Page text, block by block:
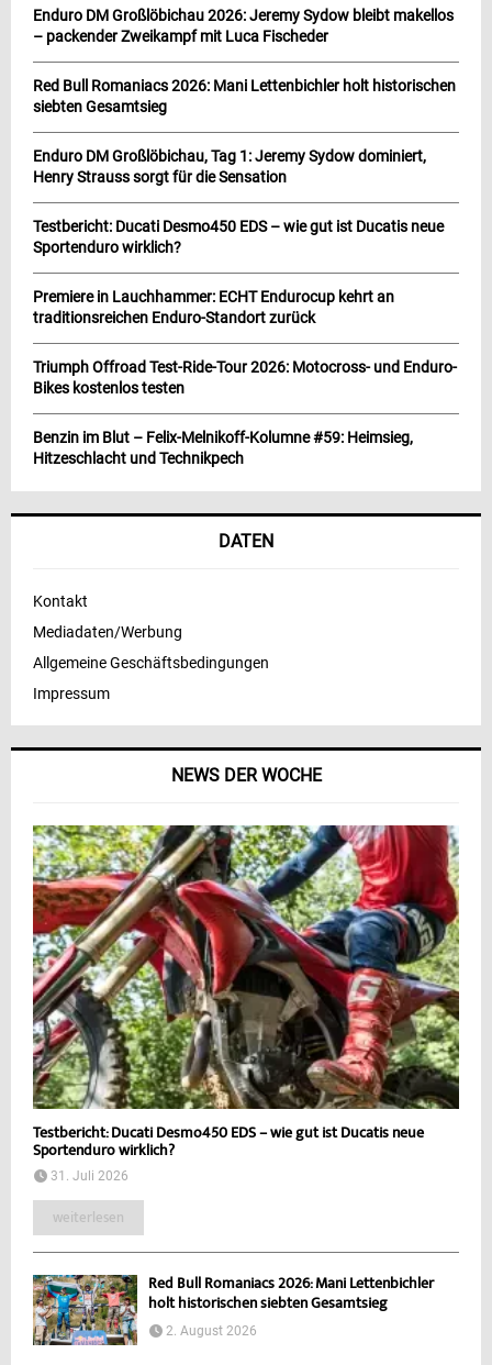
NEWS DER WOCHE
Testbericht: Ducati Desmo450 EDS – wie gut ist Ducatis neue
Sportenduro wirklich?
31. Juli 2026
weiterlesen
Red Bull Romaniacs 2026: Mani Lettenbichler
holt historischen siebten Gesamtsieg
2. August 2026
Enduro DM Großlöbichau 2026: Jeremy Sydow bleibt makellos
– packender Zweikampf mit Luca Fischeder
Red Bull Romaniacs 2026: Mani Lettenbichler holt historischen
siebten Gesamtsieg
Enduro DM Großlöbichau, Tag 1: Jeremy Sydow dominiert,
Henry Strauss sorgt für die Sensation
Testbericht: Ducati Desmo450 EDS – wie gut ist Ducatis neue
Sportenduro wirklich?
Premiere in Lauchhammer: ECHT Endurocup kehrt an
traditionsreichen Enduro-Standort zurück
Triumph Offroad Test-Ride-Tour 2026: Motocross- und Enduro-
Bikes kostenlos testen
Benzin im Blut – Felix-Melnikoff-Kolumne #59: Heimsieg,
Hitzeschlacht und Technikpech
DATEN
Kontakt
Mediadaten/Werbung
Allgemeine Geschäftsbedingungen
Impressum